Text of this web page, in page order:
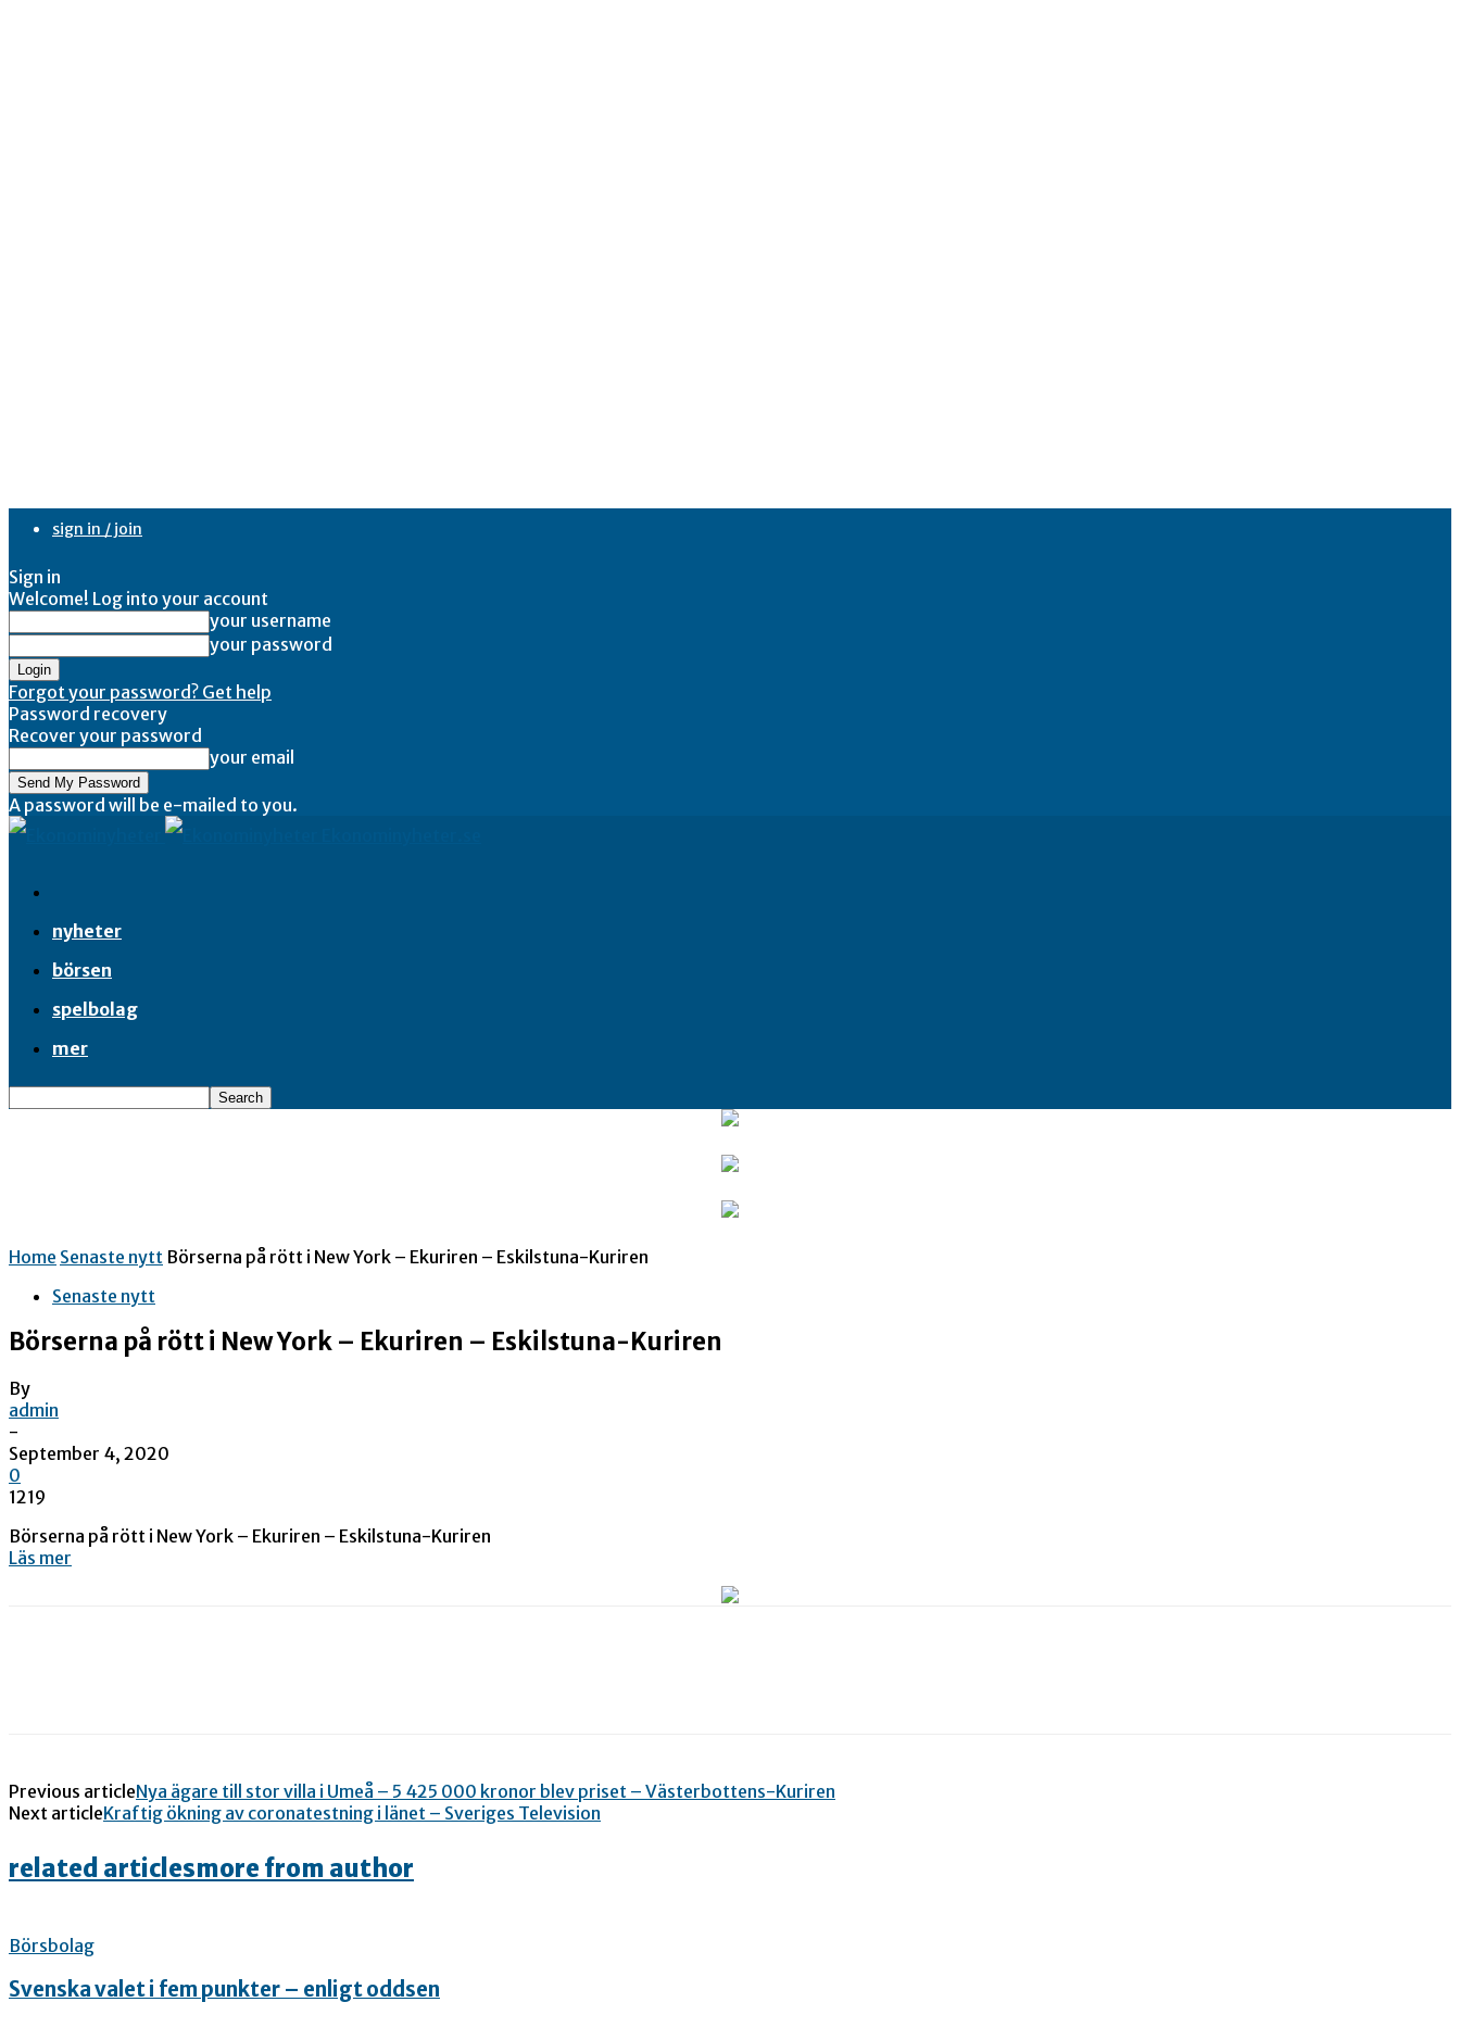
sign in / join
Sign in
Welcome! Log into your account
your username
your password
Forgot your password? Get help
Password recovery
Recover your password
your email
A password will be e-mailed to you.
nyheter
börsen
spelbolag
mer
Home Senaste nytt Börserna på rött i New York – Ekuriren – Eskilstuna-Kuriren
Senaste nytt
Börserna på rött i New York – Ekuriren – Eskilstuna-Kuriren
By
admin
-
September 4, 2020
0
1219
Börserna på rött i New York – Ekuriren – Eskilstuna-Kuriren
Läs mer
Previous articleNya ägare till stor villa i Umeå – 5 425 000 kronor blev priset – Västerbottens-Kuriren
Next articleKraftig ökning av coronatestning i länet – Sveriges Television
related articlesmore from author
Börsbolag
Svenska valet i fem punkter – enligt oddsen